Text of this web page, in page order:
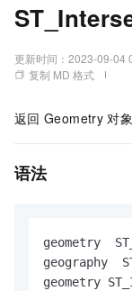
更新时间： 2023-09-04
复制 MD 格式
返回 Geometry 对
语法
geometry
geography
geometry